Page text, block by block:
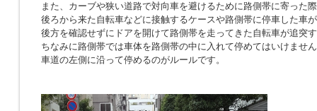
また、カーブや狭い道路で対向車を避けるために路側帯に寄った
後ろから来た自転車などに接触するケースや路側帯に停車した車
後方を確認せずにドアを開けて路側帯を走ってきた自転車が追突
ちなみに路側帯では車体を路側帯の中に入れて停めてはいけませ
車道の左側に沿って停めるのがルールです。